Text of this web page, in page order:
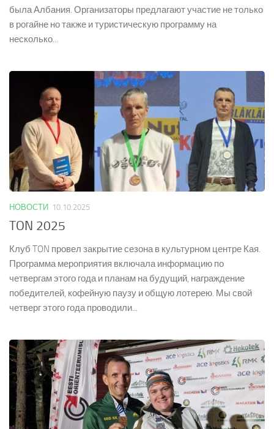
была Албания. Организаторы предлагают участие не только
в рогайне но также и туристическую программу на
несколько...
НОВОСТИ 10.10.2025
TON 2025
Клуб TON провел закрытие сезона в культурном центре Кая.
Программа мероприятия включала информацию по
четвергам этого года и планам на будущий, награждение
победителей, кофейную паузу и общую лотерею. Мы свой
четверг этого года проводили...